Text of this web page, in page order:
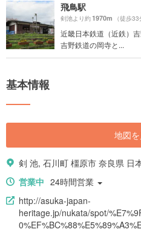
飛鳥駅
剣池より約1970m （徒歩33
近畿日本鉄道（近鉄）
吉野鉄道の岡寺と...
基本情報
地図
剣 池, 石川町 橿原市 奈良県 日
営業中 24時間営業
http://asuka-japan-
heritage.jp/nukata/spot/